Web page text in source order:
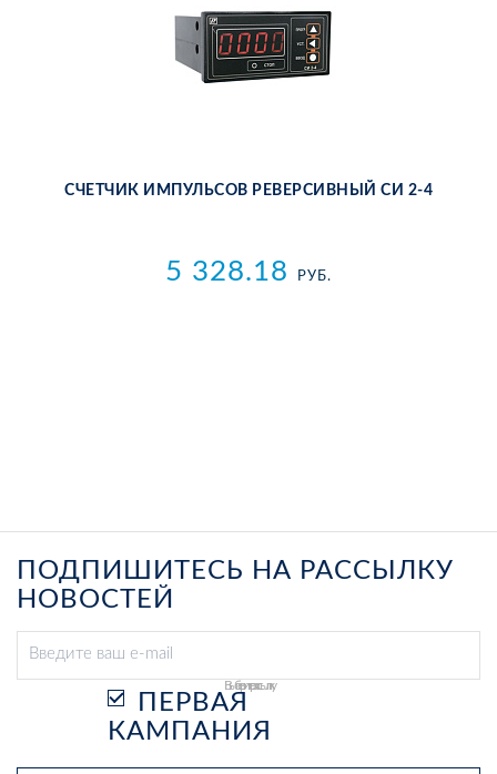
СЧЕТ­ЧИК ИМ­ПУЛЬ­СОВ РЕ­ВЕР­СИВ­НЫЙ СИ 2-4
5 328.18 РУБ.
ПОДПИШИТЕСЬ НА РАССЫЛКУ
НОВОСТЕЙ
Выберите рассылку
ПЕРВАЯ
КАМПАНИЯ